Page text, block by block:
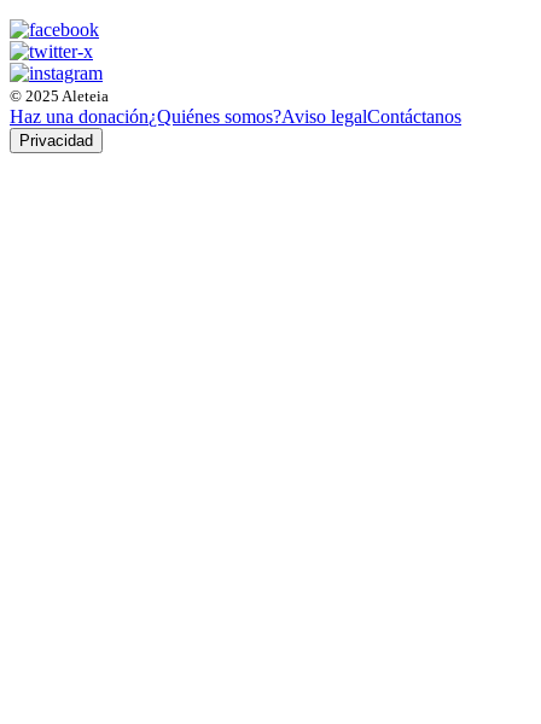
© 2025 Aleteia
Haz una donación¿Quiénes somos?Aviso legalContáctanos
Privacidad